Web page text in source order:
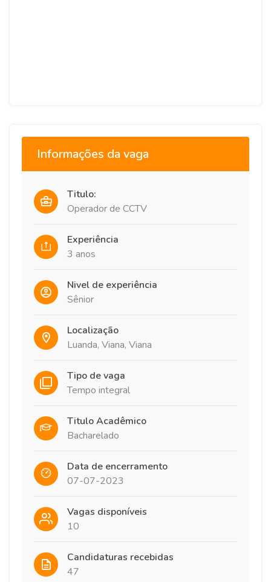
Informações da vaga
Titulo:
Operador de CCTV
Experiência
3 anos
Nivel de experiência
Sênior
Localização
Luanda, Viana, Viana
Tipo de vaga
Tempo integral
Titulo Acadêmico
Bacharelado
Data de encerramento
07-07-2023
Vagas disponíveis
10
Candidaturas recebidas
47